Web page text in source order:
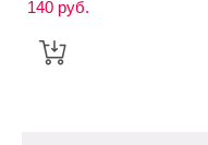
140 pуб.